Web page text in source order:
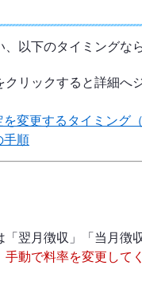
、以下のタイミングな
リックすると詳細へ
変更するタイミング
手順
「翌月徴収」「当月徴
動で料率を変更して